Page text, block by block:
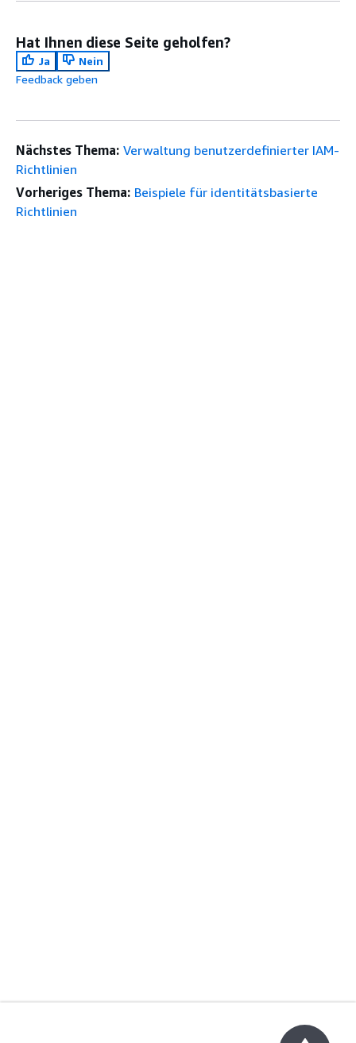
Hat Ihnen diese Seite geholfen?
Ja
Nein
Feedback geben
Nächstes Thema: Verwaltung benutzerdefinierter IAM-
Richtlinien
Vorheriges Thema: Beispiele für identitätsbasierte
Richtlinien